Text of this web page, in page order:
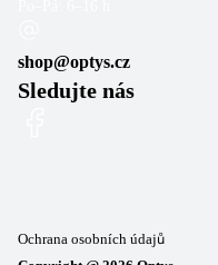
shop@optys.cz
Sledujte nás
Ochrana osobních údajů